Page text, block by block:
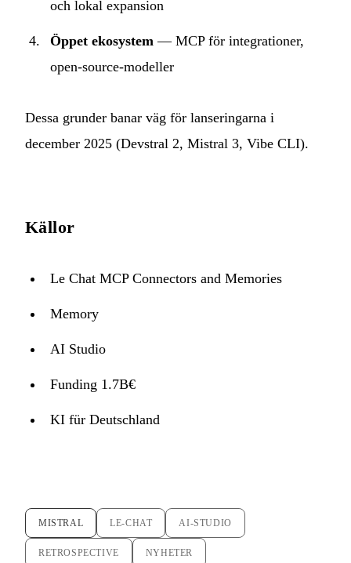
och lokal expansion
Öppet ekosystem — MCP för integrationer,
open-source-modeller
Dessa grunder banar väg för lanseringarna i
december 2025 (Devstral 2, Mistral 3, Vibe CLI).
Källor
Le Chat MCP Connectors and Memories
Memory
AI Studio
Funding 1.7B€
KI für Deutschland
MISTRAL LE-CHAT AI-STUDIO
RETROSPECTIVE NYHETER